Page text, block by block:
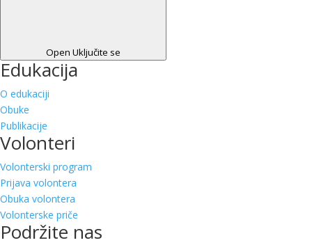
Open Uključite se
Edukacija
O edukaciji
Obuke
Publikacije
Volonteri
Volonterski program
Prijava volontera
Obuka volontera
Volonterske priče
Podržite nas